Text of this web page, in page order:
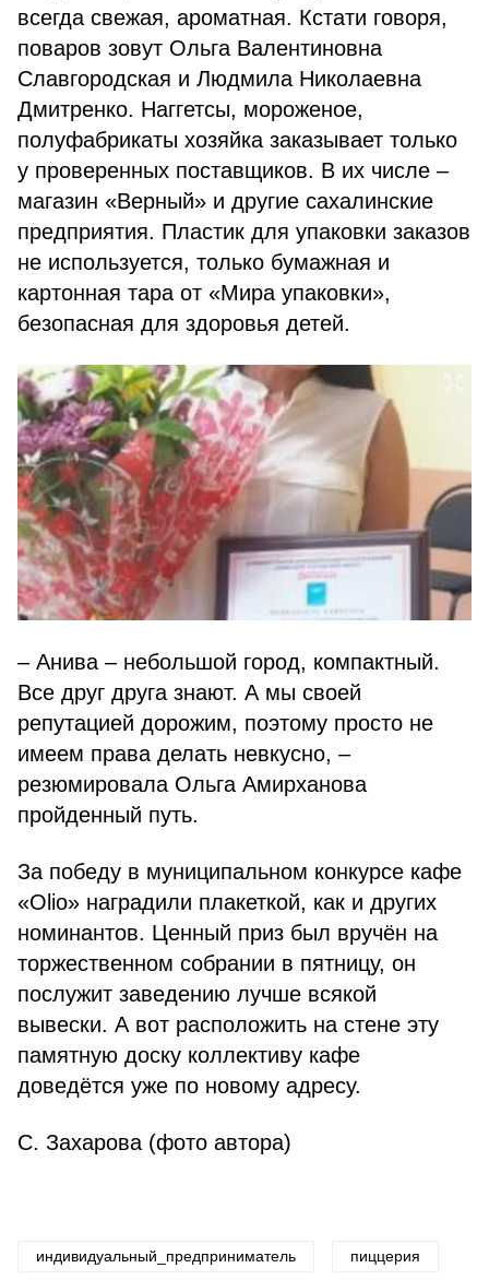
всегда свежая, ароматная. Кстати говоря,
поваров зовут Ольга Валентиновна
Славгородская и Людмила Николаевна
Дмитренко. Наггетсы, мороженое,
полуфабрикаты хозяйка заказывает только
у проверенных поставщиков. В их числе –
магазин «Верный» и другие сахалинские
предприятия. Пластик для упаковки заказов
не используется, только бумажная и
картонная тара от «Мира упаковки»,
безопасная для здоровья детей.
– Анива – небольшой город, компактный.
Все друг друга знают. А мы своей
репутацией дорожим, поэтому просто не
имеем права делать невкусно, –
резюмировала Ольга Амирханова
пройденный путь.
За победу в муниципальном конкурсе кафе
«Olio» наградили плакеткой, как и других
номинантов. Ценный приз был вручён на
торжественном собрании в пятницу, он
послужит заведению лучше всякой
вывески. А вот расположить на стене эту
памятную доску коллективу кафе
доведётся уже по новому адресу.
С. Захарова (фото автора)
индивидуальный_предприниматель пиццерия